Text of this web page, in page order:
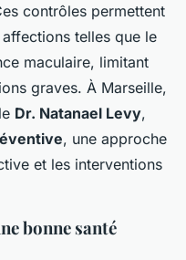
contrôles permettent
telles que le
maculaire, limitant
graves. À Marseille,
Dr. Natanael Levy,
, une approche
et les interventions
bonne santé